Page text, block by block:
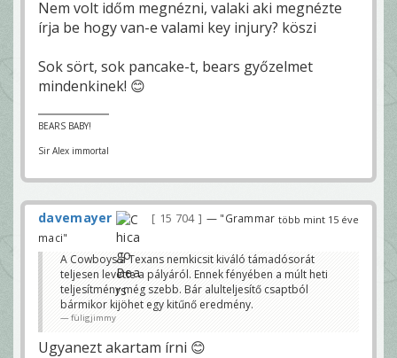
Nem volt időm megnézni, valaki aki megnézte
írja be hogy van-e valami key injury? köszi
Sok sört, sok pancake-t, bears győzelmet
mindenkinek! 😊
BEARS BABY!
Sir Alex immortal
több mint 15 éve
davemayer 15 704
— "Grammar
maci"
A Cowboys a Texans nemkicsit kiváló támadósorát
teljesen levette a pályáról. Ennek fényében a múlt heti
teljesítmény még szebb. Bár alulteljesítő csaptból
bármikor kijöhet egy kitűnő eredmény.
füligjimmy
Ugyanezt akartam írni 😊